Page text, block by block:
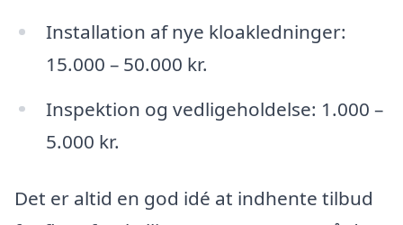
Installation af nye kloakledninger:
15.000 – 50.000 kr.
Inspektion og vedligeholdelse: 1.000 –
5.000 kr.
Det er altid en god idé at indhente tilbud